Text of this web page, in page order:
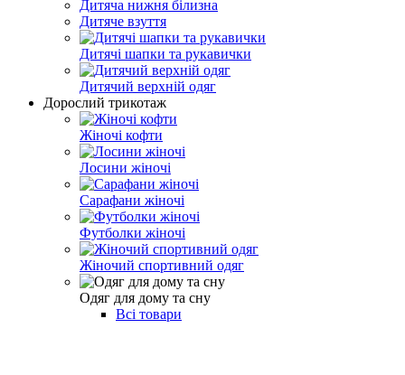
Дитяча нижня білизна
Дитяче взуття
Дитячі шапки та рукавички
Дитячий верхній одяг
Дорослий трикотаж
Жіночі кофти
Лосини жіночі
Сарафани жіночі
Футболки жіночі
Жіночий спортивний одяг
Одяг для дому та сну
Всі товари